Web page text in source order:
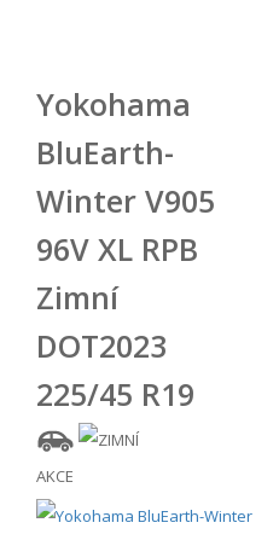
Yokohama
BluEarth-
Winter V905
96V XL RPB
Zimní
DOT2023
225/45 R19
AKCE